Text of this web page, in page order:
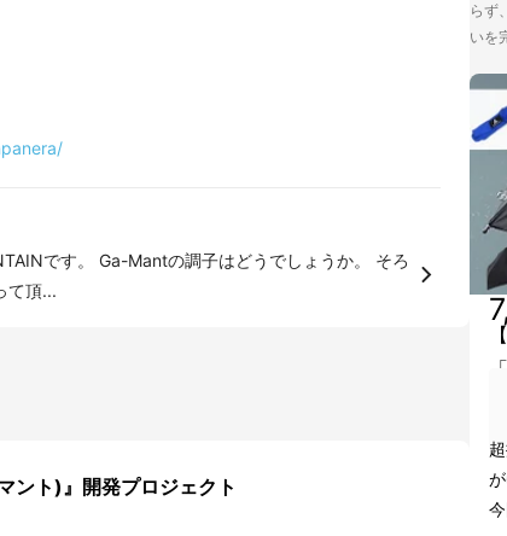
です。 Ga-Mantの調子はどうでしょうか。 そろ
て頂...
ト)』開発プロジェクト
らず
いを